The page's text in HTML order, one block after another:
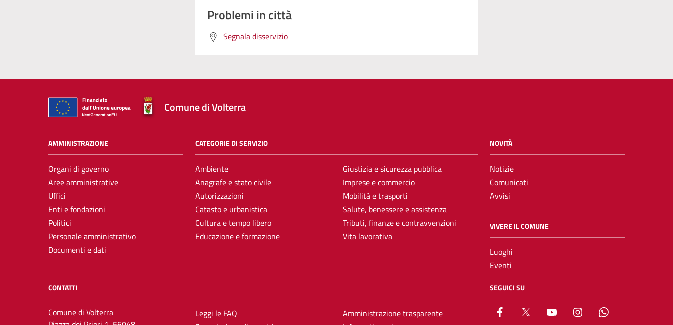
Problemi in città
Segnala disservizio
Comune di Volterra
AMMINISTRAZIONE
Organi di governo
Aree amministrative
Uffici
Enti e fondazioni
Politici
Personale amministrativo
Documenti e dati
CATEGORIE DI SERVIZIO
Ambiente
Anagrafe e stato civile
Autorizzazioni
Catasto e urbanistica
Cultura e tempo libero
Educazione e formazione
Giustizia e sicurezza pubblica
Imprese e commercio
Mobilità e trasporti
Salute, benessere e assistenza
Tributi, finanze e contravvenzioni
Vita lavorativa
NOVITÀ
Notizie
Comunicati
Avvisi
VIVERE IL COMUNE
Luoghi
Eventi
CONTATTI
Comune di Volterra
Leggi le FAQ
Amministrazione trasparente
SEGUICI SU
Facebook YouTube Instagram